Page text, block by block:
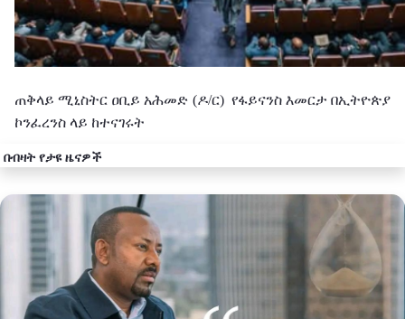
ጠቅላይ ሚኒስትር ዐቢይ አሕመድ (ዶ/ር) የፋይናንስ እመርታ በኢትዮጵያ
ኮንፈረንስ ላይ ከተናገሩት
በብዛት የታዩ ዜናዎች